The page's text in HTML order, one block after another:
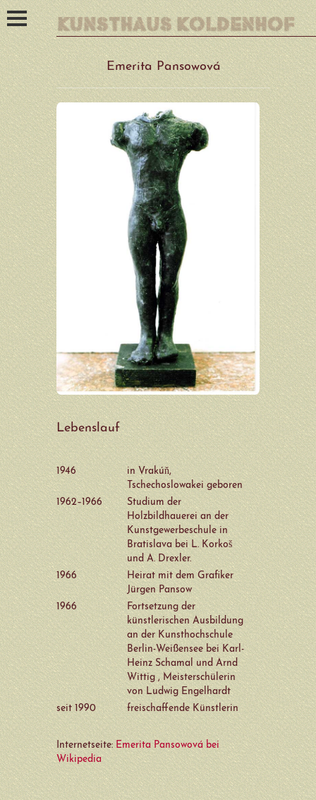
Start
Angebot
Künstler_innen der Galerie
Kedron Barrett
Gertraude Bauer
Falko Behrendt
Marguerite Blume-Cárdenas
Inga Carrière
Sonja Eschefeld
Rainer Fest
Inge Flierl
Marco Flierl
Friedrich-Wilhelm Fretwurst
Antje Fretwurst-Colberg
Gerd Frick
Wolfgang Friedrich
Hans-Hendrik Grimmling
Sylvia Hagen
Rosa Hentrich
Volker Henze
Peter Herrmann
Inge Heuwold
Annelise Hoge
Andreas Homberg
Joachim John
Günter Kaden
Emerita Pansowová
Lebenslauf
1946
in Vrakúň,
Tschechoslowakei geboren
1962–1966
Studium der
Holzbildhauerei an der
Kunstgewerbeschule in
Bratislava bei L. Korkoš
und A. Drexler.
1966
Heirat mit dem Grafiker
Jürgen Pansow
1966
Fortsetzung der
künstlerischen Ausbildung
an der Kunsthochschule
Berlin-Weißensee bei Karl-
Heinz Schamal und Arnd
Wittig , Meisterschülerin
von Ludwig Engelhardt
seit 1990
freischaffende Künstlerin
Internetseite: Emerita Pansowová bei
Wikipedia